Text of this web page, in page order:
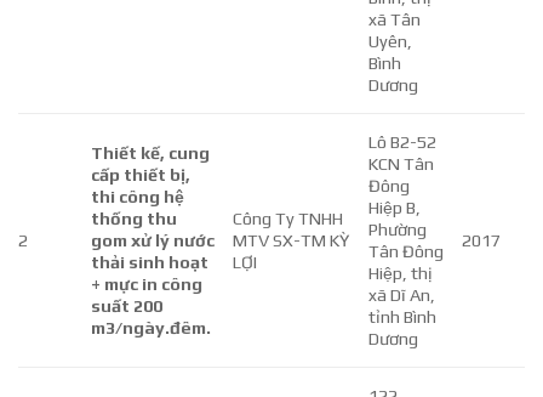
xã Tân
Uyên,
Bình
Dương
2
Thiết kế, cung
cấp thiết bị,
thi công hệ
thống thu
gom xử lý nước
thải sinh hoạt
+ mực in công
suất 200
m3/ngày.đêm.
Công Ty TNHH
MTV SX-TM KỲ
LỢI
Lô B2-52
KCN Tân
Đông
Hiệp B,
Phường
Tân Đông
Hiệp, thị
xã Dĩ An,
tỉnh Bình
Dương
2017